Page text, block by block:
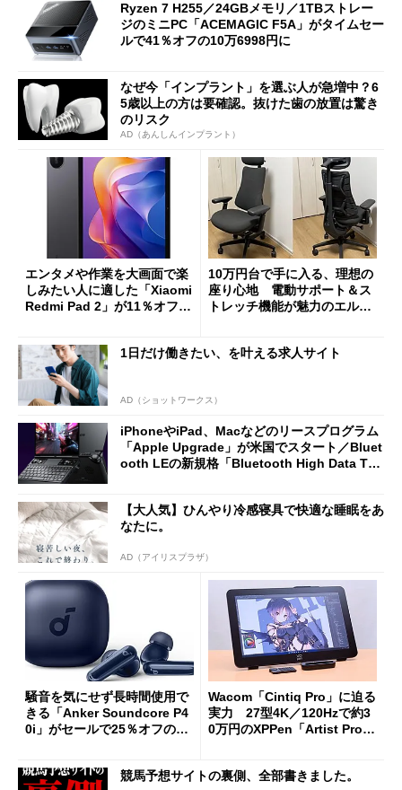
Ryzen 7 H255／24GBメモリ／1TBストレー
ジのミニPC「ACEMAGIC F5A」がタイムセー
ルで41％オフの10万6998円に
なぜ今「インプラント」を選ぶ人が急増中？6
5歳以上の方は要確認。抜けた歯の放置は驚き
のリスク
AD（あんしんインプラント）
エンタメや作業を大画面で楽
しみたい人に適した「Xiaomi
Redmi Pad 2」が11％オフの
10万円台で手に入る、理想の
座り心地 電動サポート＆ス
トレッチ機能が魅力のエルゴ
1日だけ働きたい、を叶える求人サイト
AD（ショットワークス）
iPhoneやiPad、Macなどのリースプログラム
「Apple Upgrade」が米国でスタート／Bluet
ooth LEの新規格「Bluetooth High Data Thr
【大人気】ひんやり冷感寝具で快適な睡眠をあ
なたに。
AD（アイリスプラザ）
騒音を気にせず長時間使用で
きる「Anker Soundcore P4
0i」がセールで25％オフの59
Wacom「Cintiq Pro」に迫る
実力 27型4K／120Hzで約3
0万円のXPPen「Artist Pro 2
競馬予想サイトの裏側、全部書きました。